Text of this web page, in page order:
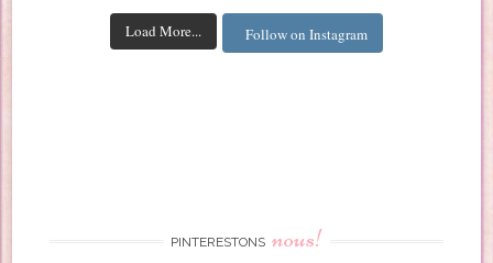
Load More... Follow on Instagram
PINTERESTONS nous!